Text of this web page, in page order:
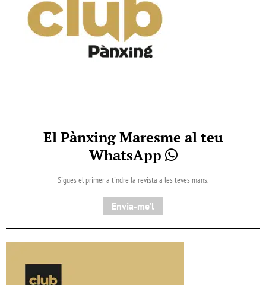
El Pànxing Maresme al teu
WhatsApp
Sigues el primer a tindre la revista a les teves mans.
Envia-me'l